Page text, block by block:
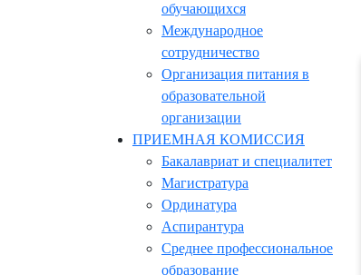
обучающихся
Международное
сотрудничество
Организация питания в
образовательной
организации
ПРИЕМНАЯ КОМИССИЯ
Бакалавриат и специалитет
Магистратура
Ординатура
Аспирантура
Среднее профессиональное
образование